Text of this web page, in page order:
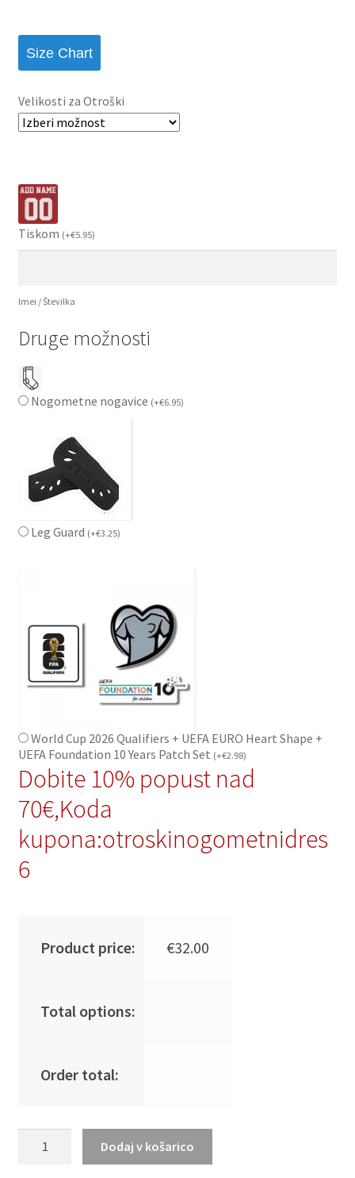
Size Chart
Velikosti za Otroški
Tiskom (+€5.95)
Imei / Številka
Druge možnosti
Nogometne nogavice (+€6.95)
Leg Guard (+€3.25)
World Cup 2026 Qualifiers + UEFA EURO Heart Shape +
UEFA Foundation 10 Years Patch Set (+€2.98)
Dobite 10% popust nad
70€,Koda
kupona:otroskinogometnidres
6
Product price: €32.00
Total options:
Order total:
Dodaj v košarico